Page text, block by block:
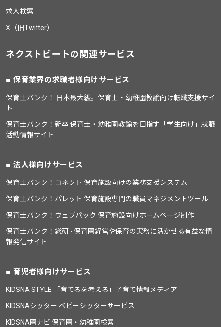
求人検索
X（旧Twitter）
ネクストビートの関連サービス
保育業界の求職者様向けサービス
保育士バンク！ 日本最大級。保育士・幼稚園教諭向け転職支援サイ
ト
保育士バンク！新卒 保育士・幼稚園教諭を目指す「学生向け」就職
活動情報サイト
法人様向けサービス
保育士バンク！コネクト 保育施設向けの業務支援システム
保育士バンク！パレット 保育施設専門の職員マネジメントツール
保育士バンク！ウェブパック 保育施設向けホームページ制作
保育士バンク！総研 - 保育園経営や保育の実務に活かせる有益な情
報発信サイト
育児者様向けサービス
KIDSNA STYLE 「育てるを考える」子育て情報メディア
KIDSNAシッター ベビーシッターサービス
KIDSNA園ナビ 保育園・幼稚園検索